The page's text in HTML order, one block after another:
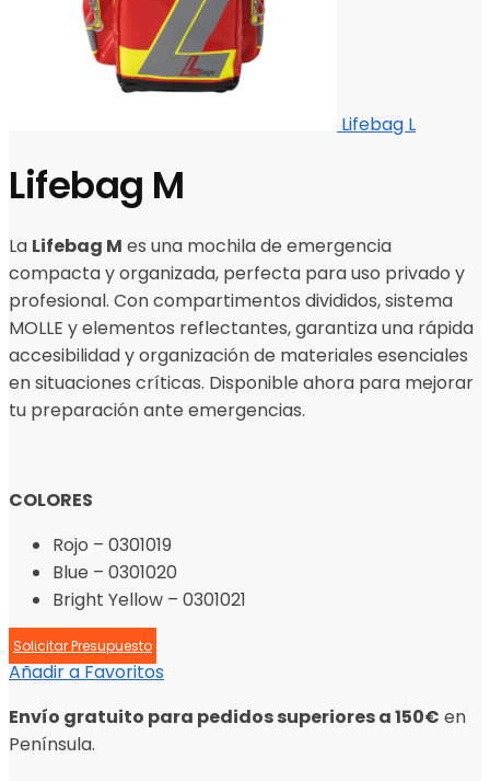
Lifebag L
Lifebag M
La Lifebag M es una mochila de emergencia
compacta y organizada, perfecta para uso privado y
profesional. Con compartimentos divididos, sistema
MOLLE y elementos reflectantes, garantiza una rápida
accesibilidad y organización de materiales esenciales
en situaciones críticas. Disponible ahora para mejorar
tu preparación ante emergencias.
COLORES
Rojo – 0301019
Blue – 0301020
Bright Yellow – 0301021
Solicitar Presupuesto
Añadir a Favoritos
Envío gratuito para pedidos superiores a 150€ en
Península.